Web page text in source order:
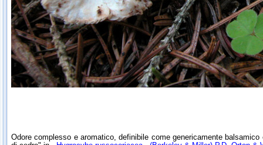
Odore complesso e aromatico, definibile come genericamente